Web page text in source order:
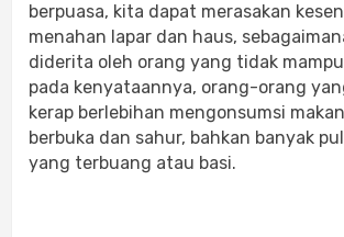
berpuasa, kita dapat merasakan
menahan lapar dan haus,
diderita oleh orang yang tidak
pada kenyataannya, orang-orang
kerap berlebihan mengonsumsi
berbuka dan sahur, bahkan banyak
yang terbuang atau basi.